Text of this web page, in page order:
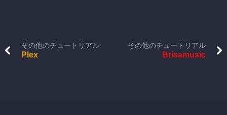
その他のチュートリアル
Plex
その他のチュートリアル
Brisamusic